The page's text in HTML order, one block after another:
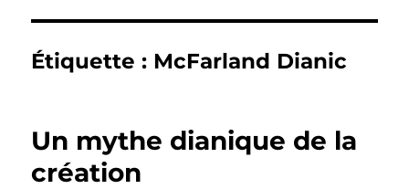
Étiquette : McFarland Dianic
Un mythe dianique de la
création